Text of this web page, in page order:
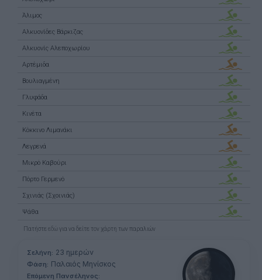
Άλιμος
Αλκυονίδες Βάρκιζας
Αλκυονίς Αλεποχωρίου
Αρτέμιδα
Βουλιαγμένη
Γλυφάδα
Κινέτα
Κόκκινο Λιμανάκι
Λεγρενά
Μικρό Καβούρι
Πόρτο Γερμενό
Σχινιάς (Σχοινιάς)
Ψάθα
Πατήστε εδώγια να δείτε τον χάρτη των παραλιών
Σελήνη: 23 ημερών
Φάση: Παλαιός Μηνίσκος
Επόμενη Πανσέληνος: